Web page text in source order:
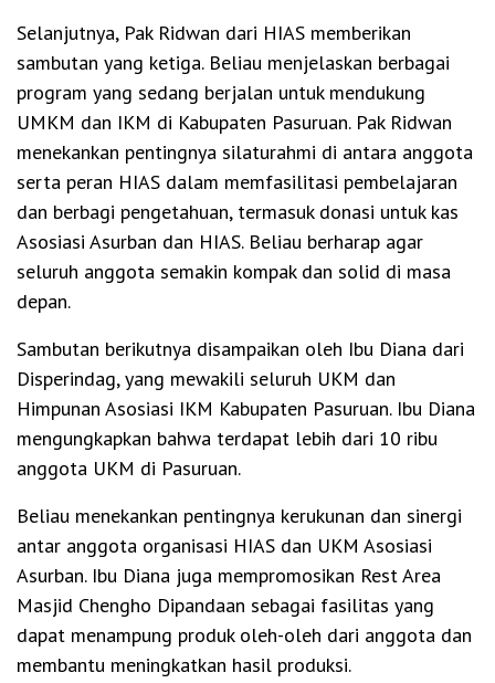
Selanjutnya, Pak Ridwan dari HIAS memberikan
sambutan yang ketiga. Beliau menjelaskan berbagai
program yang sedang berjalan untuk mendukung
UMKM dan IKM di Kabupaten Pasuruan. Pak Ridwan
menekankan pentingnya silaturahmi di antara anggota
serta peran HIAS dalam memfasilitasi pembelajaran
dan berbagi pengetahuan, termasuk donasi untuk kas
Asosiasi Asurban dan HIAS. Beliau berharap agar
seluruh anggota semakin kompak dan solid di masa
depan.
Sambutan berikutnya disampaikan oleh Ibu Diana dari
Disperindag, yang mewakili seluruh UKM dan
Himpunan Asosiasi IKM Kabupaten Pasuruan. Ibu Diana
mengungkapkan bahwa terdapat lebih dari 10 ribu
anggota UKM di Pasuruan.
Beliau menekankan pentingnya kerukunan dan sinergi
antar anggota organisasi HIAS dan UKM Asosiasi
Asurban. Ibu Diana juga mempromosikan Rest Area
Masjid Chengho Dipandaan sebagai fasilitas yang
dapat menampung produk oleh-oleh dari anggota dan
membantu meningkatkan hasil produksi.